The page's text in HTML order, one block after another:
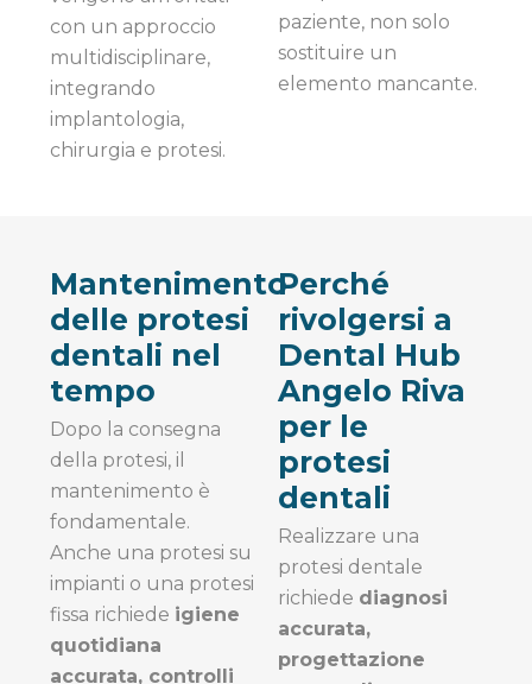
con un approccio
multidisciplinare,
integrando
implantologia,
chirurgia e protesi.
paziente, non solo
sostituire un
elemento mancante.
Mantenimento
delle protesi
dentali nel
tempo
Dopo la consegna
della protesi, il
mantenimento è
fondamentale.
Anche una protesi su
impianti o una protesi
fissa richiede igiene
quotidiana
accurata, controlli
Perché
rivolgersi a
Dental Hub
Angelo Riva
per le
protesi
dentali
Realizzare una
protesi dentale
richiede diagnosi
accurata,
progettazione